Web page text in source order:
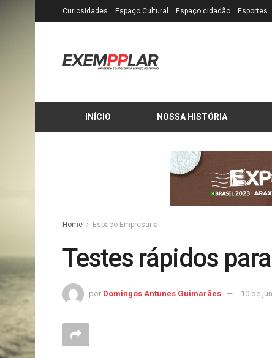
Curiosidades Espaço Cultural Espaço cidadão Esportes
INÍCIO NOSSA HISTÓRIA
Home Espaço Empresarial
Testes rápidos
por Domingos Antunes Guimarães 10 de